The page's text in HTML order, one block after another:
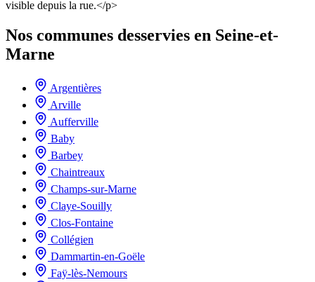
visible depuis la rue.</p>
Nos communes desservies en Seine-et-
Marne
Argentières
Arville
Aufferville
Baby
Barbey
Chaintreaux
Champs-sur-Marne
Claye-Souilly
Clos-Fontaine
Collégien
Dammartin-en-Goële
Faÿ-lès-Nemours